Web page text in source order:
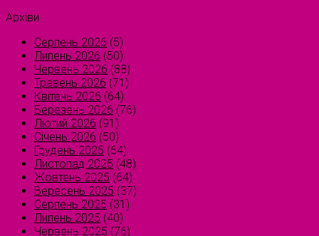
Архіви
Серпень 2026 (5)
Липень 2026 (50)
Червень 2026 (88)
Травень 2026 (71)
Квітень 2026 (64)
Березень 2026 (76)
Лютий 2026 (91)
Січень 2026 (50)
Грудень 2025 (64)
Листопад 2025 (48)
Жовтень 2025 (64)
Вересень 2025 (37)
Серпень 2025 (31)
Липень 2025 (40)
Червень 2025 (76)